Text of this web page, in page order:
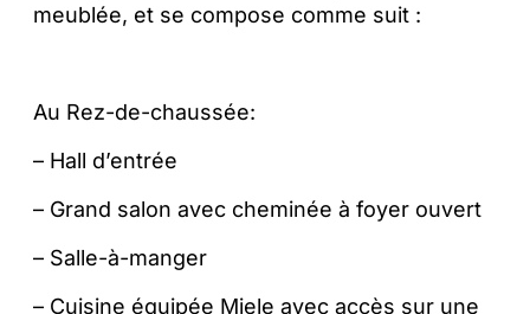
meublée, et se compose comme suit :
Au Rez-de-chaussée:
– Hall d’entrée
– Grand salon avec cheminée à foyer ouvert
– Salle-à-manger
– Cuisine équipée Miele avec accès sur une